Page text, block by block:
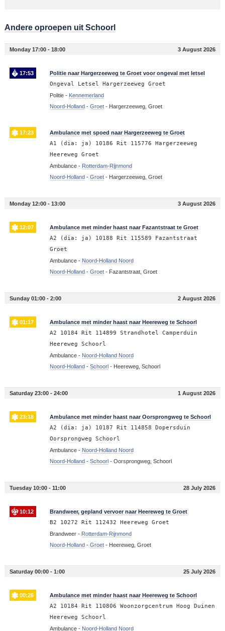
Andere oproepen uit Schoorl
Monday 17:00 - 18:00 3 August 2026
17:53 Politie naar Hargerzeeweg te Groet voor ongeval met letsel
Ongeval Letsel Hargerzeeweg Groet
Politie - Kennemerland
Noord-Holland- Groet- Hargerzeeweg, Groet
17:23 Ambulance met spoed naar Hargerzeeweg te Groet
A1 (dia: ja) 10186 Rit 115776 Hargerzeeweg
Heereweg Groet
Ambulance - Rotterdam-Rijnmond
Noord-Holland- Groet- Hargerzeeweg, Groet
Monday 12:00 - 13:00 3 August 2026
12:07 Ambulance met minder haast naar Fazantstraat te Groet
A2 (dia: ja) 10188 Rit 115589 Fazantstraat
Groet
Ambulance - Noord-Holland Noord
Noord-Holland- Groet- Fazantstraat, Groet
Sunday 01:00 - 2:00 2 August 2026
01:17 Ambulance met minder haast naar Heereweg te Schoorl
A2 10184 Rit 114899 Strandhotel Camperduin
Heereweg Schoorl
Ambulance - Noord-Holland Noord
Noord-Holland- Schoorl- Heereweg, Schoorl
Saturday 23:00 - 24:00 1 August 2026
23:18 Ambulance met minder haast naar Oorsprongweg te Schoorl
A2 (dia: ja) 10187 Rit 114858 Dopersduin
Oorsprongweg Schoorl
Ambulance - Noord-Holland Noord
Noord-Holland- Schoorl- Oorsprongweg, Schoorl
Tuesday 10:00 - 11:00 28 July 2026
10:12 Brandweer, gepland vervoer naar Heereweg te Groet
B2 10272 Rit 112432 Heereweg Groet
Brandweer - Rotterdam-Rijnmond
Noord-Holland- Groet- Heereweg, Groet
Saturday 00:00 - 1:00 25 July 2026
00:26 Ambulance met minder haast naar Heereweg te Schoorl
A2 10184 Rit 110806 Woonzorgcentrum Hoog Duinen
Heereweg Schoorl
Ambulance - Noord-Holland Noord